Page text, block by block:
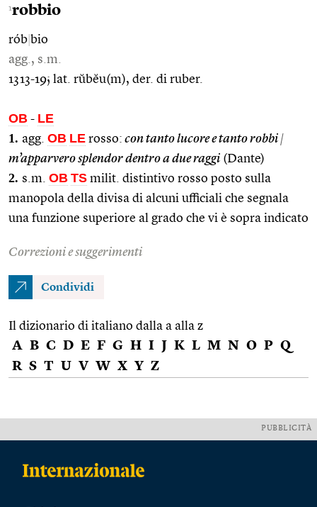
1robbio
rób bio
agg., s.m.
1313-19; lat. rŭbĕu(m), der. di ruber.
OB - LE
1. agg. OB LE rosso: con tanto lucore e tanto robbi |
m’apparvero splendor dentro a due raggi (Dante)
2. s.m. OB TS milit. distintivo rosso posto sulla
manopola della divisa di alcuni ufficiali che segnala
una funzione superiore al grado che vi è sopra indicato
Correzioni e suggerimenti
Condividi
Il dizionario di italiano dalla a alla z
A B C D E F G H I J K L M N O P Q
R S T U V W X Y Z
PUBBLICITÀ